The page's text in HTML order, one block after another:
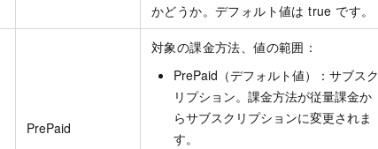
かどうか。デフォルト値は true です。
PrePaid
対象の課金方法、値の範囲：
PrePaid（デフォルト値）：サブスク
リプション。課金方法が従量課金か
らサブスクリプションに変更されま
す。